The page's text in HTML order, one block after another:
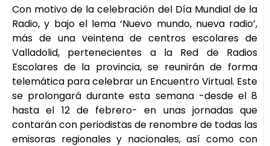
Con motivo de la celebración del Día Mundial de la
Radio, y bajo el lema ‘Nuevo mundo, nueva radio’,
más de una veintena de centros escolares de
Valladolid, pertenecientes a la Red de Radios
Escolares de la provincia, se reunirán de forma
telemática para celebrar un Encuentro Virtual. Este
se prolongará durante esta semana -desde el 8
hasta el 12 de febrero- en unas jornadas que
contarán con periodistas de renombre de todas las
emisoras regionales y nacionales, así como con